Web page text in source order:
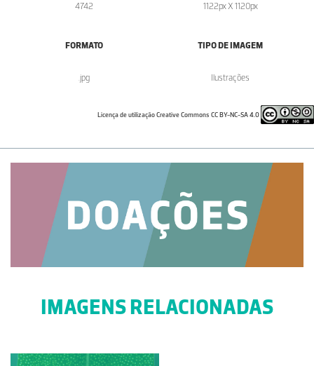
4742 1122px X 1120px
FORMATO
.jpg
TIPO DE IMAGEM
Ilustrações
Licença de utilização Creative Commons CC BY-NC-SA 4.0
IMAGENS RELACIONADAS